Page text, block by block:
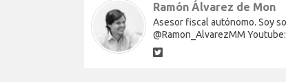
Ramón Álvarez de Mon
Asesor fiscal autónomo. Soy
@Ramon_AlvarezMM